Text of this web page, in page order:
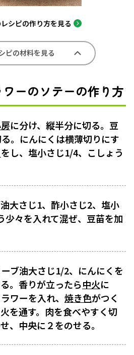
シピの作り方を見る
ピの材料を見る
ーのソテーの作り方
に分け、縦半分に切る。豆
。にんにくは横薄切りにす
をし、塩小さじ1/4、こしょう
大さじ1、酢小さじ2、塩小
少々を入れて混ぜ、豆苗を加
ブ油大さじ1/2、にんにくを
。香りが立ったら中火に
ワーを入れ、 焼き色がつく
を通す。肉を食べやすく切
、中央に２をのせる。